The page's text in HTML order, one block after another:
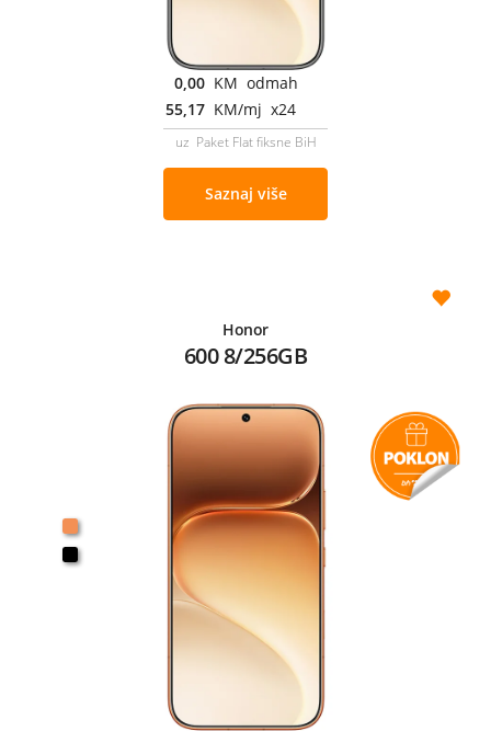
0,00 KM odmah
55,17 KM/mj x24
uz Paket Flat fiksne BiH
Saznaj više
Honor
600 8/256GB